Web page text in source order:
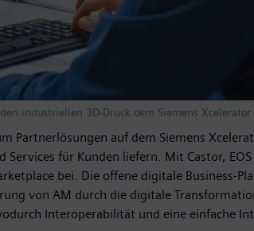
industriellen 3D-Druck dem Siemens Xcelerator
Partnerlösungen auf dem Siemens
Services für Kunden liefern. Mit Castor,
bei. Die offene digitale Business-
von AM durch die digitale
Interoperabilität und eine einfache